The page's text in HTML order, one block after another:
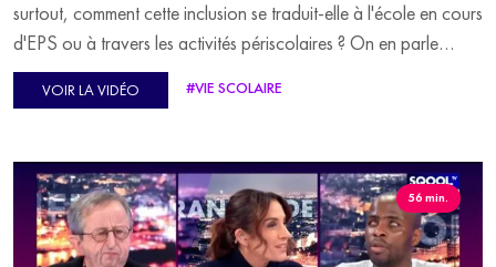
surtout, comment cette inclusion se traduit-elle à l'école en cours
d'EPS ou à travers les activités périscolaires ? On en parle
aujourd'hui dans l'École du futur avec nos deux invités Jean-
Marc Rigal, fondateur d'Actibloom, une plateforme dédiée à la
l'éducation, et Jérôme Rousseau, fondateur de Novosports,
une association qui promeut le sport accessible pour tous.
VOIR LA VIDÉO #VIE SCOLAIRE
56 min.